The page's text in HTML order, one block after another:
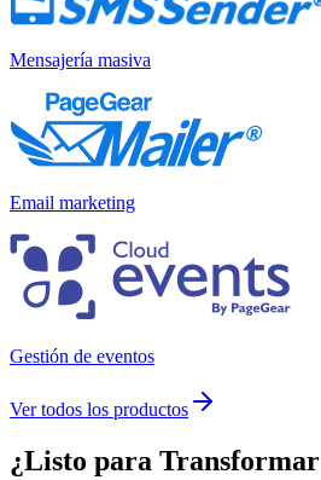
Mensajería masiva
Email marketing
Gestión de eventos
Ver todos los productos
¿Listo para Transformar